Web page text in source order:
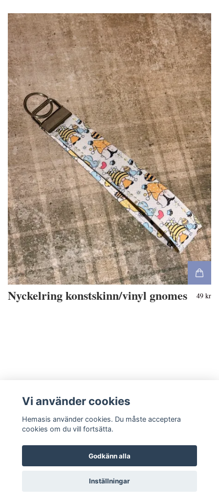
Nyckelring konstskinn/vinyl gnomes 49 kr
Kontakta oss
Vi använder cookies
Hemasis använder cookies. Du måste acceptera
cookies om du vill fortsätta.
Godkänn alla
Inställningar